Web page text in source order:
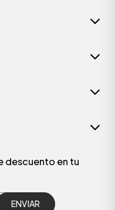
descuento en tu
ENVIAR